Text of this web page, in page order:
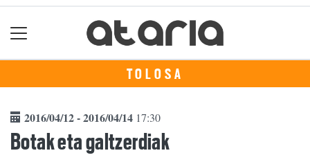
TOLOSA
2016/04/12 - 2016/04/14 17:30
Botak eta galtzerdiak